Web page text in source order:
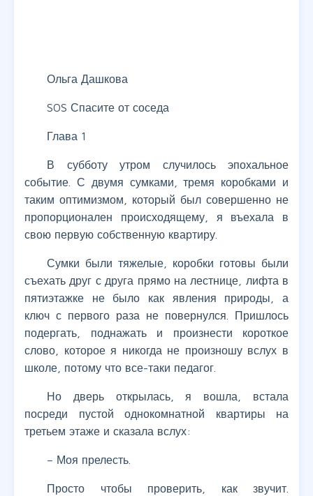
Ольга Дашкова
SOS Спасите от соседа
Глава 1
В субботу утром случилось эпохальное
событие. С двумя сумками, тремя коробками и
таким оптимизмом, который был совершенно не
пропорционален происходящему, я въехала в
свою первую собственную квартиру.
Сумки были тяжелые, коробки готовы были
съехать друг с друга прямо на лестнице, лифта в
пятиэтажке не было как явления природы, а
ключ с первого раза не повернулся. Пришлось
подергать, поднажать и произнести короткое
слово, которое я никогда не произношу вслух в
школе, потому что все-таки педагог.
Но дверь открылась, я вошла, встала
посреди пустой однокомнатной квартиры на
третьем этаже и сказала вслух:
– Моя прелесть.
Просто чтобы проверить, как звучит.